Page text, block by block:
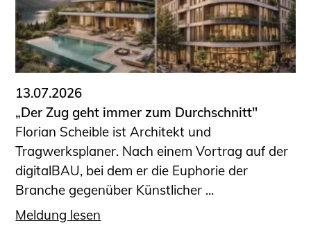
13.07.2026
„Der Zug geht immer zum Durchschnitt"
Florian Scheible ist Architekt und
Tragwerksplaner. Nach einem Vortrag auf der
digitalBAU, bei dem er die Euphorie der
Branche gegenüber Künstlicher ...
Meldung lesen